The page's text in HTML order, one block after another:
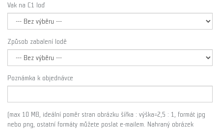
Vak na C1 loď
Způsob zabalení lodě
Poznámka k objednávce
(max 10 MB, ideální poměr stran obrázku šířka : výška=2,5 : 1, formát jpg
nebo png, ostatní formáty můžete poslat e-mailem. Nahraný obrázek